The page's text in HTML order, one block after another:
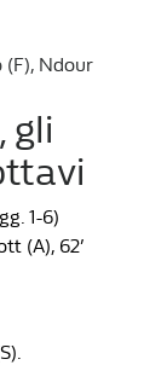
(F), Ndour
gli
1-6)
(A), 62’